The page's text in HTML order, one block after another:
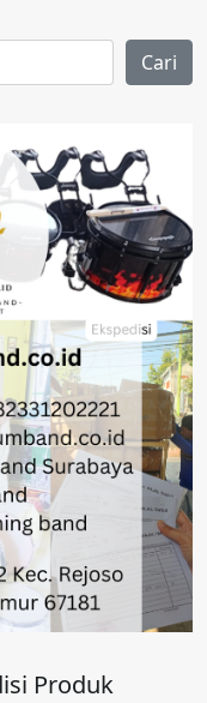
Cari
Produk